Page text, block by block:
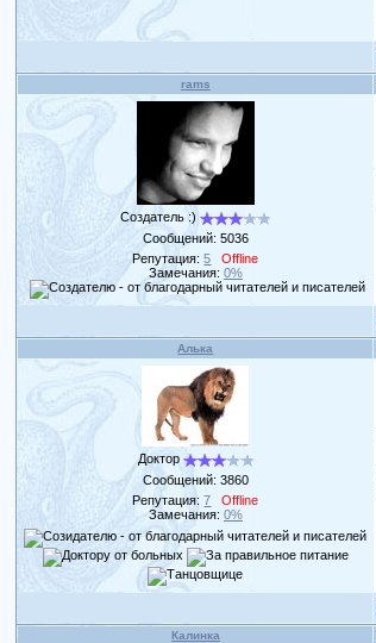
rams
Создатель :)
Сообщений: 5036
Репутация:5
Offline
Замечания: 0%
Алька
Доктор
Сообщений: 3860
Репутация:7
Offline
Замечания: 0%
Калинка